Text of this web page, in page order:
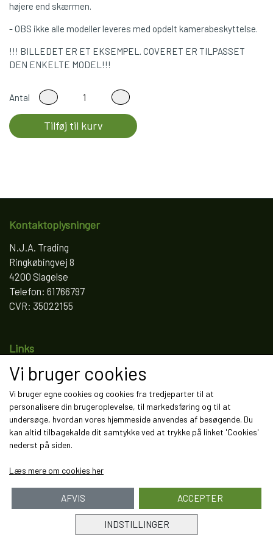
højere end skærmen.
- OBS ikke alle modeller leveres med opdelt kamerabeskyttelse.
!!! BILLEDET ER ET EKSEMPEL. COVERET ER TILPASSET
DEN ENKELTE MODEL!!!
Antal
Tilføj til kurv
Kontaktoplysninger
N.J.A. Trading
Ringkøbingvej 8
4200 Slagelse
Telefon: 61766797
CVR: 35022155
Links
Salgs- og leveringsbetingelser
Fortrydelse og reklamation
Kunde login
Om os
Kontakt
Vi bruger cookies
Vi bruger egne cookies og cookies fra tredjeparter til at
personalisere din brugeroplevelse, til markedsføring og til at
undersøge, hvordan vores hjemmeside anvendes af besøgende. Du
kan altid tilbagekalde dit samtykke ved at trykke på linket 'Cookies'
nederst på siden.
Læs mere om cookies her
INDSTILLINGER
AFVIS ACCEPTER